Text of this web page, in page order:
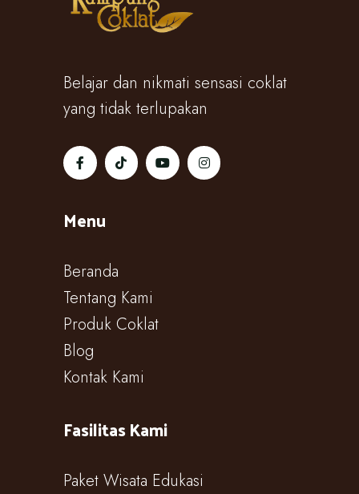
Belajar dan nikmati sensasi coklat
yang tidak terlupakan
Menu
Beranda
Tentang Kami
Produk Coklat
Blog
Kontak Kami
Fasilitas Kami
Paket Wisata Edukasi